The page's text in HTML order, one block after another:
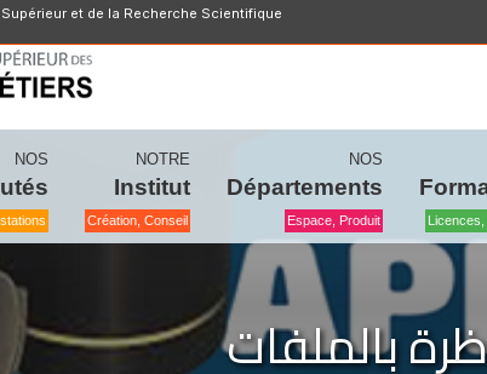
et de la Recherche Scientifique
NOS NOTRE
Institut
Création, Conseil
NOS
Départements
Espace, Produit
بالملفات